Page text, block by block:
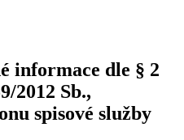
informace dle § 2
2012 Sb.,
spisové služby